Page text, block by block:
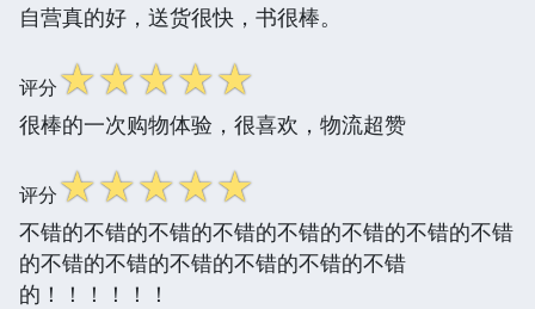
自营真的好，送货很快，书很棒。
评分☆☆☆☆☆
很棒的一次购物体验，很喜欢，物流超赞
评分☆☆☆☆☆
不错的不错的不错的不错的不错的不错的不错的不错
的不错的不错的不错的不错的不错的不错
的！！！！！！